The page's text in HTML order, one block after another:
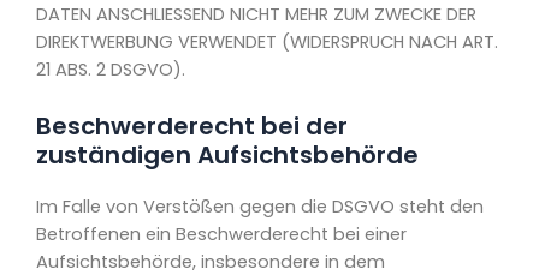
DATEN ANSCHLIESSEND NICHT MEHR ZUM ZWECKE DER
DIREKTWERBUNG VERWENDET (WIDERSPRUCH NACH ART.
21 ABS. 2 DSGVO).
Beschwerde­recht bei der
zuständigen Aufsichts­behörde
Im Falle von Verstößen gegen die DSGVO steht den
Betroffenen ein Beschwerderecht bei einer
Aufsichtsbehörde, insbesondere in dem